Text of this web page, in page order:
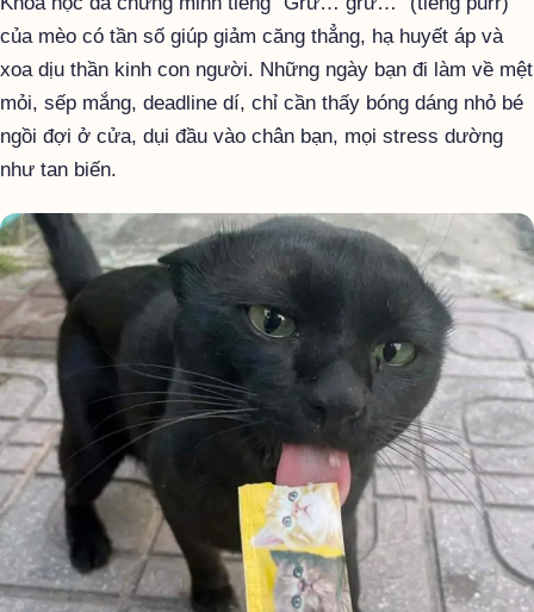
của mèo có tần số giúp giảm căng thẳng, hạ huyết áp và
xoa dịu thần kinh con người. Những ngày bạn đi làm về mệt
mỏi, sếp mắng, deadline dí, chỉ cần thấy bóng dáng nhỏ bé
ngồi đợi ở cửa, dụi đầu vào chân bạn, mọi stress dường
như tan biến.